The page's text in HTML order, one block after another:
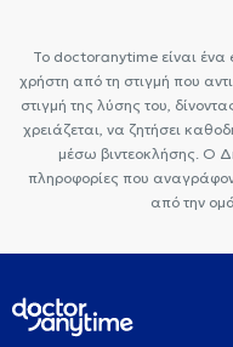
Πρόπτωση
Υστεροσκόπηση
Το doctoranytime είναι ένα
χρήστη από τη στιγμή που
στιγμή της λύσης του,
χρειάζεται, να ζητήσει
μέσω βιντεοκλήσης. Ο
πληροφορίες που
από την